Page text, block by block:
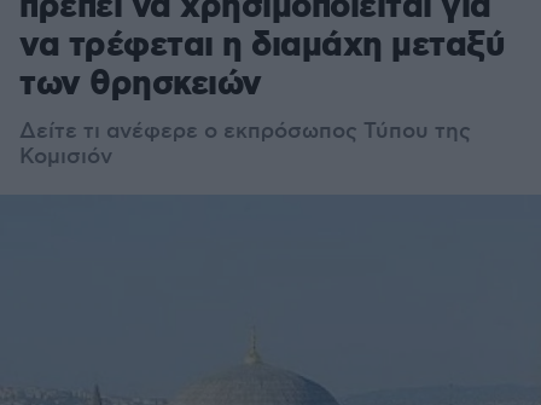
να τρέφεται η διαμάχη μεταξύ
των θρησκειών
Δείτε τι ανέφερε ο εκπρόσωπος Τύπου της
Κομισιόν